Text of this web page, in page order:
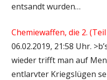
entsandt wurden…
Chemiewaffen, die 2. (Teil
06.02.2019, 21:58 Uhr.
wieder trifft man auf
entlarvter Kriegslügen